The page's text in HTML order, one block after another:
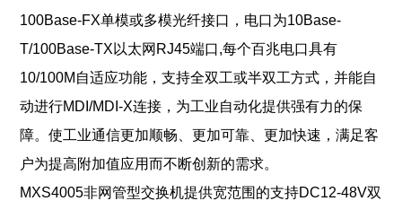
100Base-FX单模或多模光纤接口，电口为10Base-
T/100Base-TX以太网RJ45端口,每个百兆电口具有
10/100M自适应功能，支持全双工或半双工方式，并能自
动进行MDI/MDI-X连接，为工业自动化提供强有力的保
障。使工业通信更加顺畅、更加可靠、更加快速，满足客
户为提高附加值应用而不断创新的需求。
MXS4005非网管型交换机提供宽范围的支持DC12-48V双